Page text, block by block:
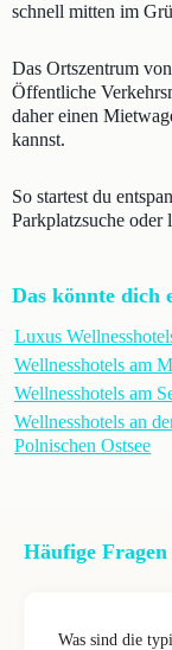
schnell mitten im
Das Ortszentrum
Öffentliche
daher einen
kannst.
So startest du
Parkplatzsuche oder
Das könnte dich
Luxus
Wellnesshotels am
Wellnesshotels am
Wellnesshotels an
Polnischen Ostsee
Häufige
Was sind die